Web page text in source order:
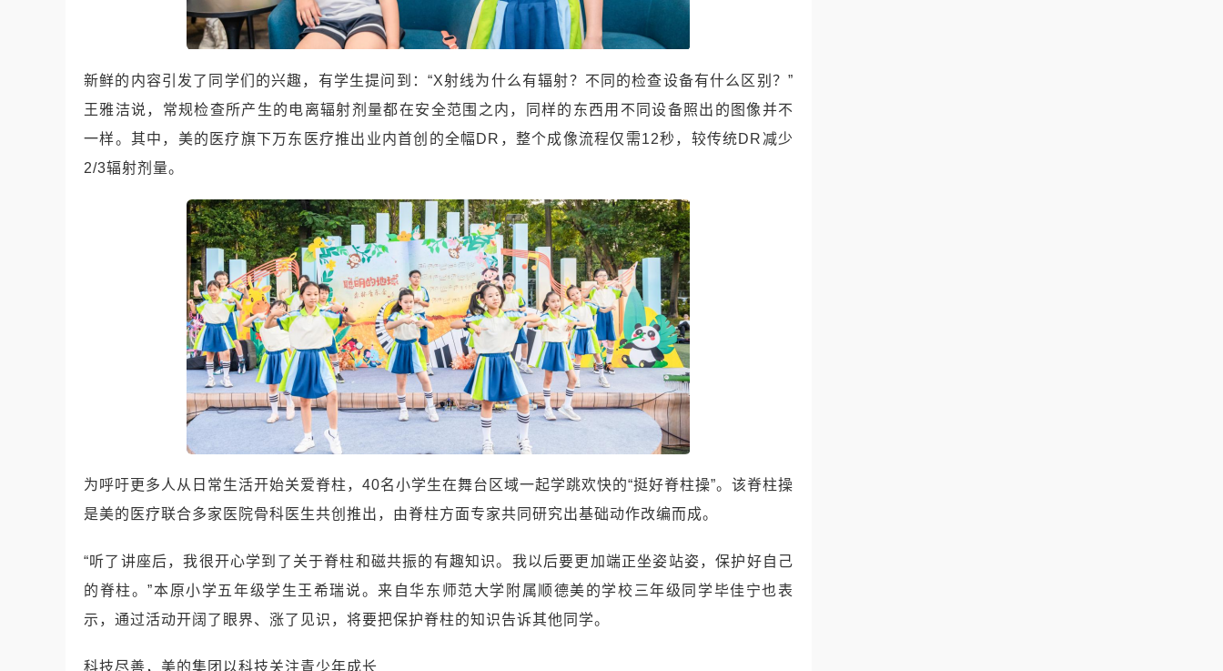
新鲜的内容引发了同学们的兴趣，有学生提问到：“X射线为什么有辐射？不同的检查设备有什么区别？”
王雅洁说，常规检查所产生的电离辐射剂量都在安全范围之内，同样的东西用不同设备照出的图像并不
一样。其中，美的医疗旗下万东医疗推出业内首创的全幅DR，整个成像流程仅需12秒，较传统DR减少
2/3辐射剂量。
为呼吁更多人从日常生活开始关爱脊柱，40名小学生在舞台区域一起学跳欢快的“挺好脊柱操”。该脊柱操
是美的医疗联合多家医院骨科医生共创推出，由脊柱方面专家共同研究出基础动作改编而成。
“听了讲座后，我很开心学到了关于脊柱和磁共振的有趣知识。我以后要更加端正坐姿站姿，保护好自己
的脊柱。”本原小学五年级学生王希瑞说。来自华东师范大学附属顺德美的学校三年级同学毕佳宁也表
示，通过活动开阔了眼界、涨了见识，将要把保护脊柱的知识告诉其他同学。
科技尽善，美的集团以科技关注青少年成长